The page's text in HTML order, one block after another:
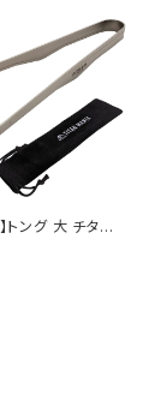
】トング 大 チタン
クト 超軽量 頑丈
先が付かない